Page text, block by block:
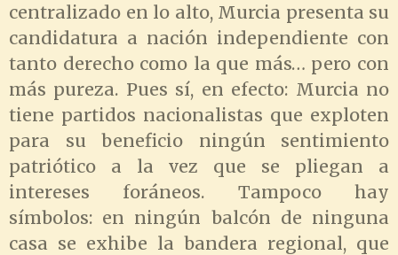
centralizado en lo alto, Murcia presenta su
candidatura a nación independiente con
tanto derecho como la que más… pero con
más pureza. Pues sí, en efecto: Murcia no
tiene partidos nacionalistas que exploten
para su beneficio ningún sentimiento
patriótico a la vez que se pliegan a
intereses foráneos. Tampoco hay
símbolos: en ningún balcón de ninguna
casa se exhibe la bandera regional, que